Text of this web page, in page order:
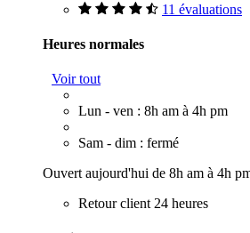
11 évaluations
Heures normales
Voir tout
Lun - ven : 8h am à 4h pm
Sam - dim : fermé
Ouvert aujourd'hui de 8h am à 4h
Retour client 24 heures